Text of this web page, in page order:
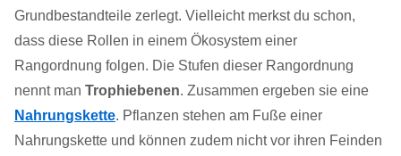
Grundbestandteile zerlegt. Vielleicht merkst du schon,
dass diese Rollen in einem Ökosystem einer
Rangordnung folgen. Die Stufen dieser Rangordnung
nennt man Trophiebenen. Zusammen ergeben sie eine
Nahrungskette. Pflanzen stehen am Fuße einer
Nahrungskette und können zudem nicht vor ihren Feinden